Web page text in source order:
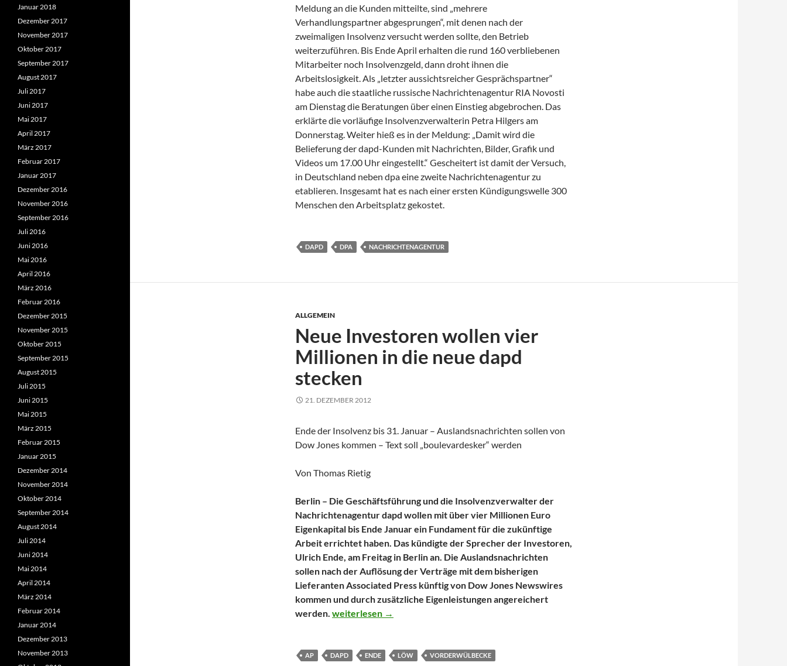
Meldung an die Kunden mitteilte, sind „mehrere
Verhandlungspartner abgesprungen“, mit denen nach der
zweimaligen Insolvenz versucht werden sollte, den Betrieb
weiterzuführen. Bis Ende April erhalten die rund 160 verbliebenen
Mitarbeiter noch Insolvenzgeld, dann droht ihnen die
Arbeitslosigkeit. Als „letzter aussichtsreicher Gesprächspartner“
habe auch die staatliche russische Nachrichtenagentur RIA Novosti
am Dienstag die Beratungen über einen Einstieg abgebrochen. Das
erklärte die vorläufige Insolvenzverwalterin Petra Hilgers am
Donnerstag. Weiter hieß es in der Meldung: „Damit wird die
Belieferung der dapd-Kunden mit Nachrichten, Bilder, Grafik und
Videos um 17.00 Uhr eingestellt.“ Gescheitert ist damit der Versuch,
in Deutschland neben dpa eine zweite Nachrichtenagentur zu
etablieren. Insgesamt hat es nach einer ersten Kündigungswelle 300
Menschen den Arbeitsplatz gekostet.
DAPD DPA NACHRICHTENAGENTUR
ALLGEMEIN
Neue Investoren wollen vier
Millionen in die neue dapd
stecken
21. DEZEMBER 2012
Ende der Insolvenz bis 31. Januar – Auslandsnachrichten sollen von
Dow Jones kommen – Text soll „boulevardesker“ werden
Von Thomas Rietig
Berlin – Die Geschäftsführung und die Insolvenzverwalter der
Nachrichtenagentur dapd wollen mit über vier Millionen Euro
Eigenkapital bis Ende Januar ein Fundament für die zukünftige
Arbeit errichtet haben. Das kündigte der Sprecher der Investoren,
Ulrich Ende, am Freitag in Berlin an. Die Auslandsnachrichten
sollen nach der Auflösung der Verträge mit dem bisherigen
Lieferanten Associated Press künftig von Dow Jones Newswires
kommen und durch zusätzliche Eigenleistungen angereichert
werden. Neue Investoren wollen vier Millionen in die neue dapd stecken
weiterlesen →
AP DAPD ENDE LÖW VORDERWÜLBECKE
Januar 2018
Dezember 2017
November 2017
Oktober 2017
September 2017
August 2017
Juli 2017
Juni 2017
Mai 2017
April 2017
März 2017
Februar 2017
Januar 2017
Dezember 2016
November 2016
September 2016
Juli 2016
Juni 2016
Mai 2016
April 2016
März 2016
Februar 2016
Dezember 2015
November 2015
Oktober 2015
September 2015
August 2015
Juli 2015
Juni 2015
Mai 2015
März 2015
Februar 2015
Januar 2015
Dezember 2014
November 2014
Oktober 2014
September 2014
August 2014
Juli 2014
Juni 2014
Mai 2014
April 2014
März 2014
Februar 2014
Januar 2014
Dezember 2013
November 2013